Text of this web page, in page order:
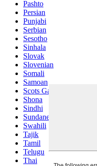
Pashto
Persian
Punjabi
Serbian
Sesotho
Sinhala
Slovak
Slovenian
Somali
Samoan
Scots Gaelic
Shona
Sindhi
Sundanese
Swahili
Tajik
Tamil
Telugu
Thai